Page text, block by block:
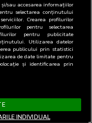
sau accesarea informațiilor
selectarea conținutului
Crearea profilurilor
pentru selectarea
pentru publicitate
Utilizarea datelor
publicului prin statistici
de date limitate pentru
și identificarea prin
INDIVIDUAL